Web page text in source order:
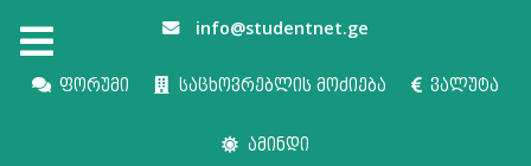
info@studentnet.ge
ფორუმი საცხოვრებლის მოძიება ვალუტა
ამინდი